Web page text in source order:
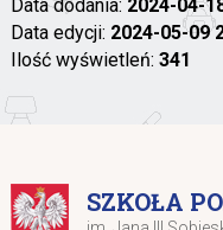
Data dodania: 2024-04-
Data edycji: 2024-05-09
Ilość wyświetleń: 341
SZKOŁA